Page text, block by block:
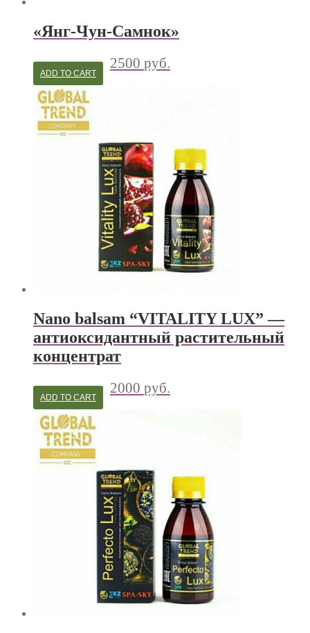
«Янг-Чун-Самнок»
2500 руб.
ADD TO CART
Nano balsam “VITALITY LUX” —
антиоксидантный растительный
концентрат
2000 руб.
ADD TO CART